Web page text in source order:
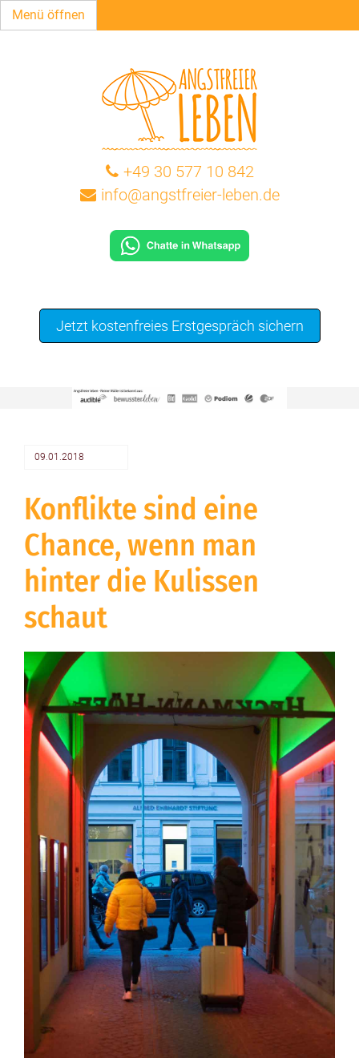
+49 30 577 10 842
info@angstfreier-leben.de
Jetzt kostenfreies Erstgespräch sichern
Menü öffnen
09.01.2018
Konflikte sind eine
Chance, wenn man
hinter die Kulissen
schaut